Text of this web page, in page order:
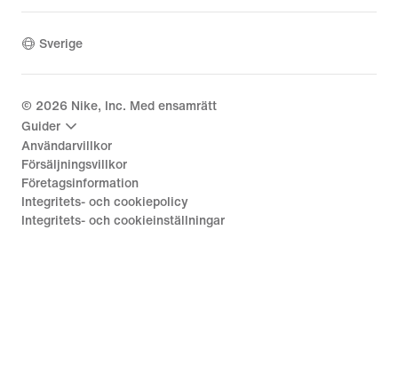
Sverige
© 2026 Nike, Inc. Med ensamrätt
Guider
Användarvillkor
Försäljningsvillkor
Företagsinformation
Integritets- och cookiepolicy
Integritets- och cookieinställningar